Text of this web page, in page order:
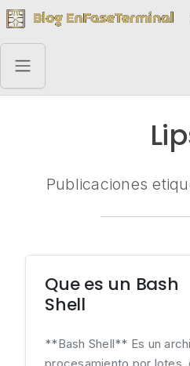
Publicaciones
Que es un Bash
Shell
**Bash Shell** Es un